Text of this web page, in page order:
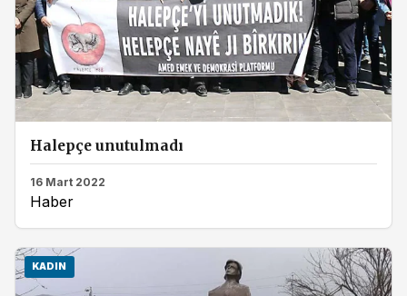
Halepçe unutulmadı
16 Mart 2022
Haber
KADIN